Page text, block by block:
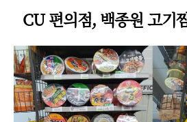
CU 편의점, 백종원 고기